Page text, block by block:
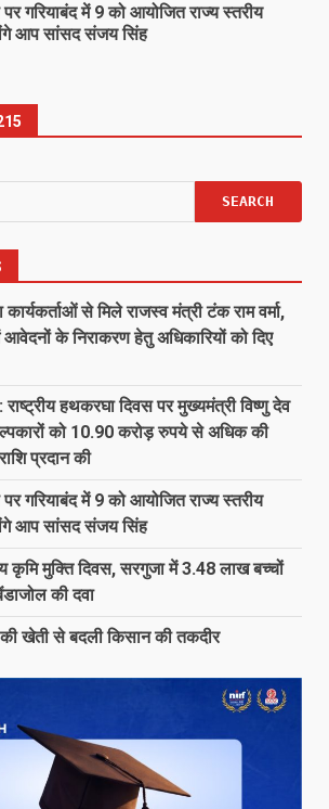
गरियाबंद में 9 को आयोजित राज्य स्तरीय
आप सांसद संजय सिंह
से मिले राजस्व मंत्री टंक राम वर्मा,
के निराकरण हेतु अधिकारियों को दिए
हथकरघा दिवस पर मुख्यमंत्री विष्णु देव
को 10.90 करोड़ रुपये से अधिक की
प्रदान की
गरियाबंद में 9 को आयोजित राज्य स्तरीय
आप सांसद संजय सिंह
कृमि मुक्ति दिवस, सरगुजा में 3.48 लाख बच्चों
की दवा
खेती से बदली किसान की तकदीर